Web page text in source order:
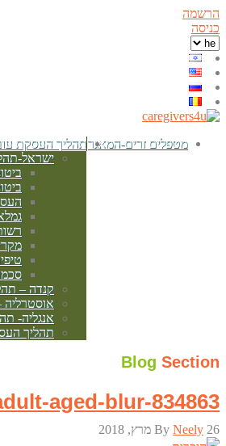
הרשמה
כניסה
מטפלים זרים-המאגרתהליך העסקת
ישראל-
קנדה –
אוסטרליה
אנגליה-
תהליך
Blog Section
aged-blur-834863
By Neely 26 מרץ, 2018